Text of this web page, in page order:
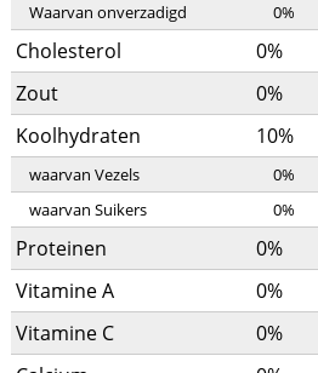
Waarvan onverzadigd
0%
Cholesterol 0%
Zout
0%
Koolhydraten
10%
waarvan Vezels 0%
waarvan Suikers
0%
Proteinen 0%
Vitamine A
0%
Vitamine C
0%